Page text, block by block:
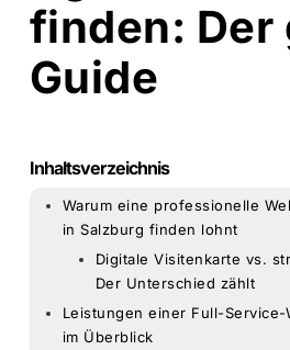
finden: Der
Guide
Inhaltsverzeichnis
Warum eine professionelle
in Salzburg finden lohnt
Digitale Visitenkarte vs.
Der Unterschied zählt
Leistungen einer Full-Service-
im Überblick